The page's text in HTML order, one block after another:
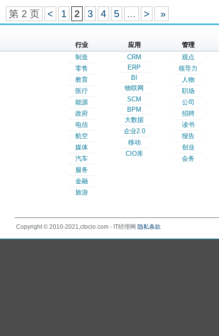
第 2 页 < 1 2 3 4 5 ... > »
行业
制造
零售
教育
医疗
能源
政府
电信
航空
媒体
汽车
服务
金融
旅游
应用
CRM
ERP
BI
物联网
SCM
BPM
大数据
企业2.0
移动
CIO库
管理
观点
领导力
人物
职场
公司
招聘
读书
报告
创业
会务
Copyright © 2010-2021,ctocio.com - IT经理网 隐私条款